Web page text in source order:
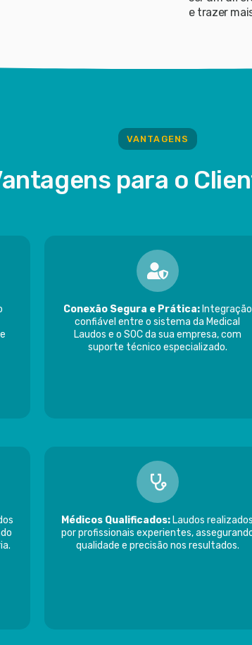
e trazer
VANTAGENS
para o
Conexão Segura e Prática:Integração
confiável entre o sistema da Medical
Laudos e o SOC da sua empresa, com
suporte técnico especializado.
Médicos Qualificados: Laudos realizados
por profissionais experientes,
qualidade e precisão nos resultados.